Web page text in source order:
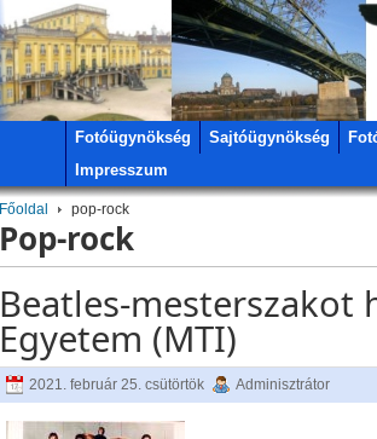
Fotóügynökség Sajtóügynökség
Impresszum
Főoldal pop-rock
Pop-rock
Beatles-
Egyetem (MTI)
2021. február 25. csütörtök Adminisztrátor